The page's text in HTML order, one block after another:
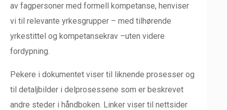
av fagpersoner med formell kompetanse, henviser
vi til relevante yrkesgrupper – med tilhørende
yrkestittel og kompetansekrav –uten videre
fordypning.
Pekere i dokumentet viser til liknende prosesser og
til detaljbilder i delprosessene som er beskrevet
andre steder i håndboken. Linker viser til nettsider